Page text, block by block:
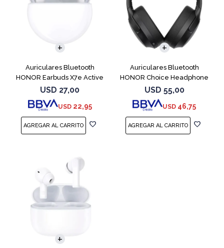
Auriculares Bluetooth
HONOR Earbuds X7e Active
TWS White
USD 27,00
USD 22,95
Auriculares Bluetooth
HONOR Choice Headphone
Black
USD 55,00
USD 46,75